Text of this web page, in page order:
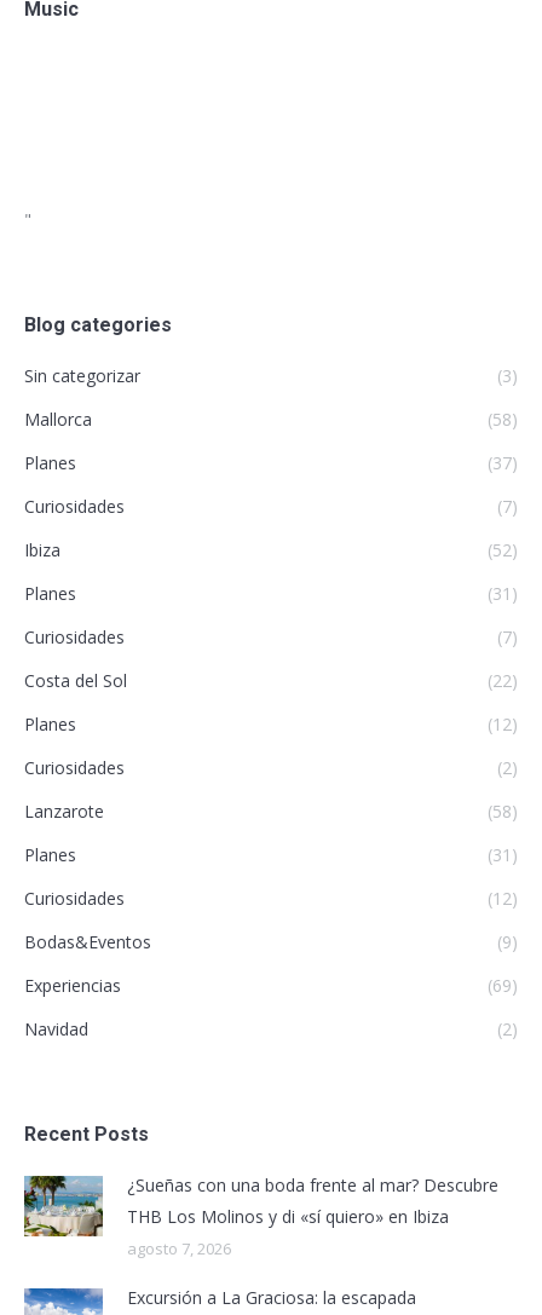
Music
"
Blog categories
Sin categorizar
(3)
Mallorca
(58)
Planes
(37)
Curiosidades
(7)
Ibiza
(52)
Planes
(31)
Curiosidades
(7)
Costa del Sol
(22)
Planes
(12)
Curiosidades
(2)
Lanzarote
(58)
Planes
(31)
Curiosidades
(12)
Bodas&Eventos
(9)
Experiencias
(69)
Navidad
(2)
Recent Posts
¿Sueñas con una boda frente al mar? Descubre
THB Los Molinos y di «sí quiero» en Ibiza
agosto 7, 2026
Excursión a La Graciosa: la escapada